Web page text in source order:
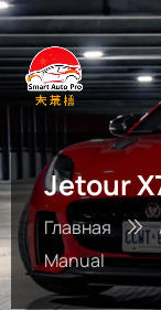
Jetour
Главная
Manual